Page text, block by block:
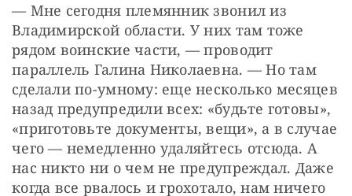
— Мне сегодня племянник звонил из
Владимирской области. У них там тоже
рядом воинские части, — проводит
параллель Галина Николаевна. — Но там
сделали по-умному: еще несколько месяцев
назад предупредили всех: «будьте готовы»,
«приготовьте документы, вещи», а в случае
чего — немедленно удаляйтесь отсюда. А
нас никто ни о чем не предупреждал. Даже
когда все рвалось и грохотало, нам ничего